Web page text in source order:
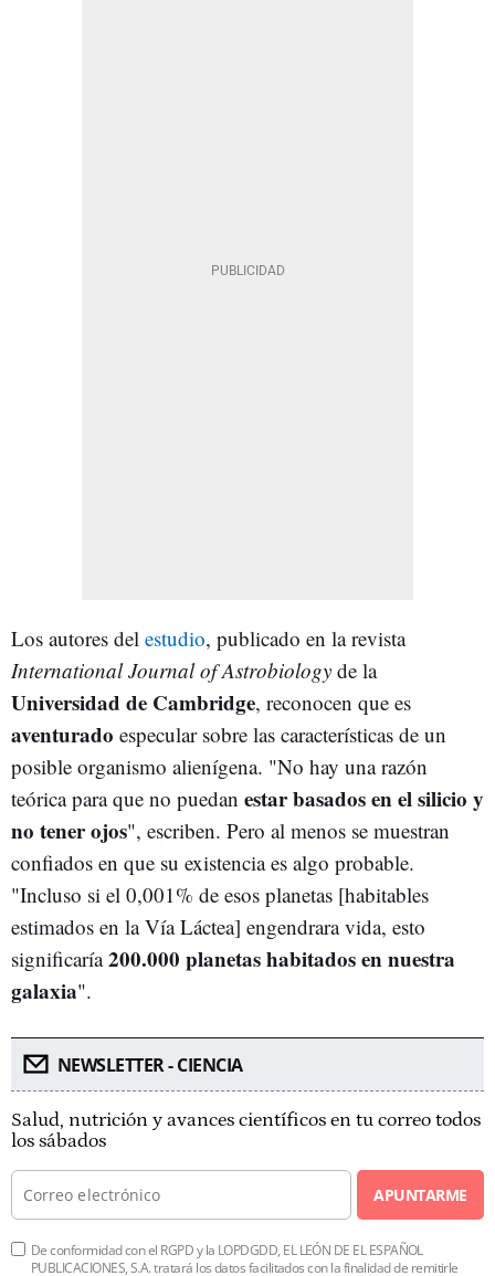
Los autores del estudio, publicado en la revista
International Journal of Astrobiology de la
Universidad de Cambridge, reconocen que es
aventurado especular sobre las características de un
posible organismo alienígena. "No hay una razón
teórica para que no puedan estar basados en el silicio y
no tener ojos", escriben. Pero al menos se muestran
confiados en que su existencia es algo probable.
"Incluso si el 0,001% de esos planetas [habitables
estimados en la Vía Láctea] engendrara vida, esto
significaría200.000 planetas habitados en nuestra
galaxia".
NEWSLETTER - CIENCIA
Salud, nutrición y avances científicos en tu correo todos
los sábados
APUNTARME
De conformidad con el RGPD y la LOPDGDD, EL LEÓN DE EL ESPAÑOL
PUBLICACIONES, S.A. tratará los datos facilitados con la finalidad de remitirle